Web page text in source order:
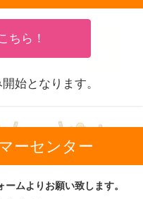
ちら！
始となります。
ーセンター
ムよりお願い致します。